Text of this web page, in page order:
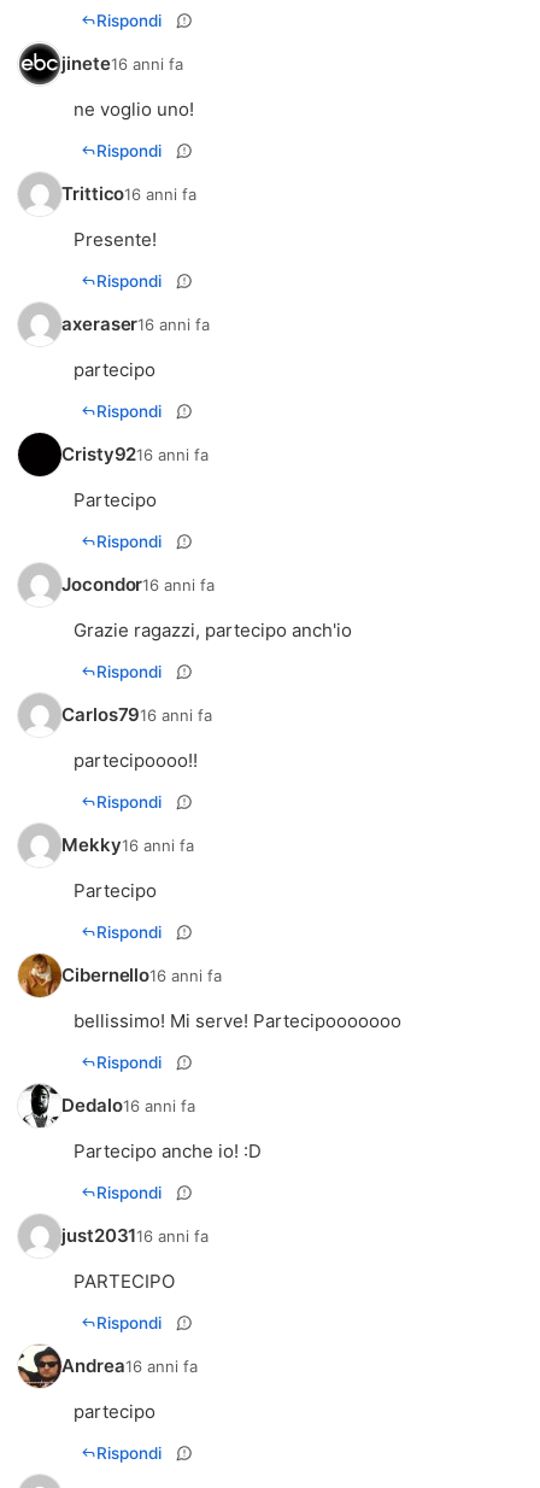
Rispondi
jinete16 anni fa
ne voglio uno!
Rispondi
Trittico16 anni fa
Presente!
Rispondi
axeraser16 anni fa
partecipo
Rispondi
Cristy9216 anni fa
Partecipo
Rispondi
Jocondor16 anni fa
Grazie ragazzi, partecipo anch'io
Rispondi
Carlos7916 anni fa
partecipoooo!!
Rispondi
Mekky16 anni fa
Partecipo
Rispondi
Cibernello16 anni fa
bellissimo! Mi serve! Partecipooooooo
Rispondi
Dedalo16 anni fa
Partecipo anche io! :D
Rispondi
just203116 anni fa
PARTECIPO
Rispondi
Andrea16 anni fa
partecipo
Rispondi